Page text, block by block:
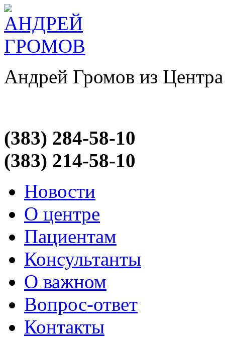
Андрей Громов из
(383) 284-58-10
(383) 214-58-10
Новости
О центре
Пациентам
Консультанты
О важном
Вопрос-ответ
Контакты